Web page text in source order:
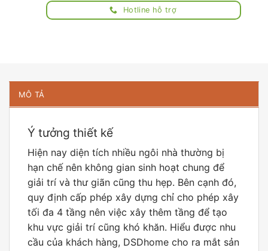
Hotline hỗ trợ
MÔ TẢ
Ý tưởng thiết kế
Hiện nay diện tích nhiều ngôi nhà thường bị
hạn chế nên không gian sinh hoạt chung để
giải trí và thư giãn cũng thu hẹp. Bên cạnh đó,
quy định cấp phép xây dựng chỉ cho phép xây
tối đa 4 tầng nên việc xây thêm tầng để tạo
khu vực giải trí cũng khó khăn. Hiểu được nhu
cầu của khách hàng, DSDhome cho ra mắt sản